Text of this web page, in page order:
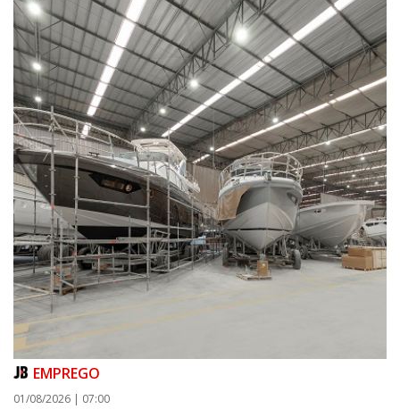
06/08/2026 | 07:00
Camboriú: exposição de arte transforma o Paço Municipal em um espaço
de cultura
EMPREGO
01/08/2026 | 07:00